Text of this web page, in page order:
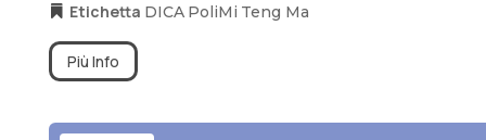
Etichetta DICA PoliMi Teng Ma
Più Info